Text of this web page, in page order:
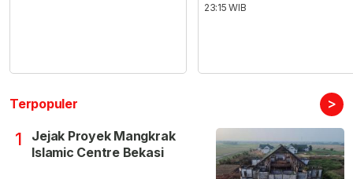
23:15 WIB
Terpopuler >
1
Jejak Proyek Mangkrak
Islamic Centre Bekasi